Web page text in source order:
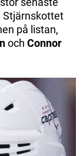
Stjärnskottet
på listan,
och Connor